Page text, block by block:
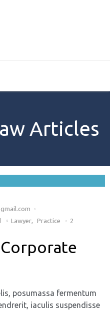
Articles
Lawyer, Practice
2
Corporate
posumassa fermentum
iaculis suspendisse